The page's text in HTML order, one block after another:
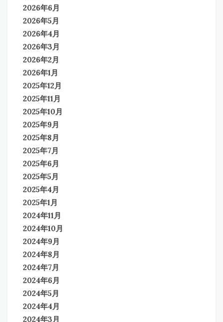
2026年6月
2026年5月
2026年4月
2026年3月
2026年2月
2026年1月
2025年12月
2025年11月
2025年10月
2025年9月
2025年8月
2025年7月
2025年6月
2025年5月
2025年4月
2025年1月
2024年11月
2024年10月
2024年9月
2024年8月
2024年7月
2024年6月
2024年5月
2024年4月
2024年3月